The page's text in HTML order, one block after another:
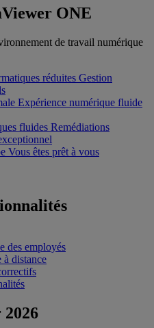
ONE
de travail numérique
réduites Gestion
Expérience numérique fluide
fluides Remédiations
Vous êtes prêt à vous
des employés
à distance